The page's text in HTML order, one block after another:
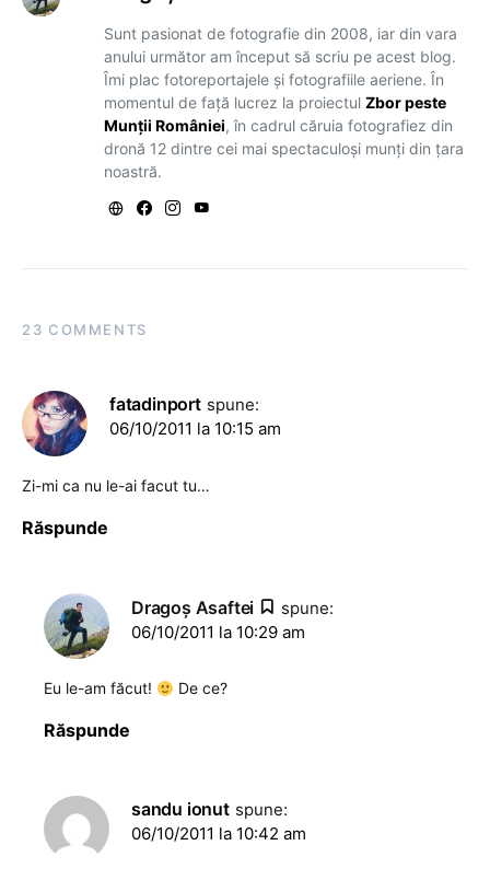
Sunt pasionat de fotografie din 2008, iar din vara
anului următor am început să scriu pe acest blog.
Îmi plac fotoreportajele și fotografiile aeriene. În
momentul de față lucrez la proiectul Zbor peste
Munții României, în cadrul căruia fotografiez din
dronă 12 dintre cei mai spectaculoși munți din țara
noastră.
23 COMMENTS
fatadinport spune:
06/10/2011 la 10:15 am
Zi-mi ca nu le-ai facut tu…
Răspunde
Dragoş Asaftei
spune:
06/10/2011 la 10:29 am
Eu le-am făcut! De ce?
Răspunde
sandu ionut spune:
06/10/2011 la 10:42 am